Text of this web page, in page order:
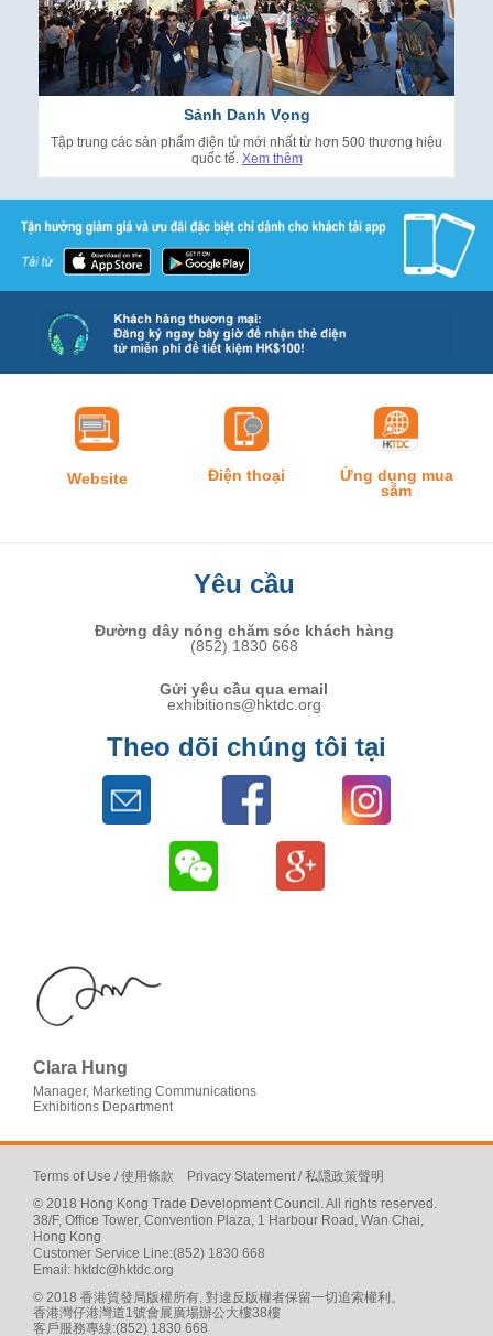
Sảnh Danh Vọng
Tập trung các sản phẩm điện tử mới nhất từ hơn 500 thương hiệu
quốc tế. Xem thêm
Website Điện thoại
Ứng dụng mua
sắm
Yêu cầu
Đường dây nóng chăm sóc khách hàng
(852) 1830 668
Gửi yêu cầu qua email
exhibitions@hktdc.org
Theo dõi chúng tôi tại
Clara Hung
Manager, Marketing Communications
Exhibitions Department
Terms of Use /使用條款 Privacy Statement /私隠政策聲明
© 2018 Hong Kong Trade Development Council. All rights reserved.
38/F, Office Tower, Convention Plaza, 1 Harbour Road, Wan Chai,
Hong Kong
Customer Service Line:(852) 1830 668
Email: hktdc@hktdc.org
© 2018 香港貿發局版權所有, 對違反版權者保留一切追索權利。
香港灣仔港灣道1號會展廣場辦公大樓38樓
客戶服務專線:(852) 1830 668